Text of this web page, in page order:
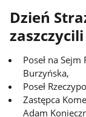
Dzień
Poseł na
Burzyńska,
Poseł
Zastępca
Adam